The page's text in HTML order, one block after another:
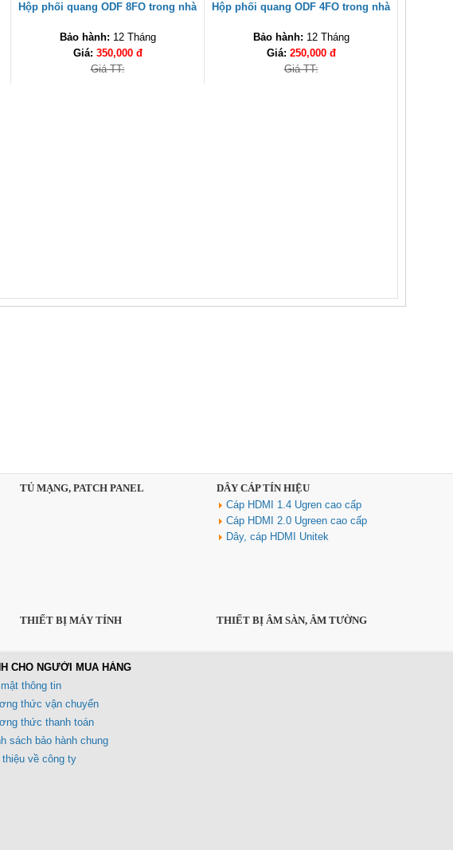
Hộp phối quang ODF 8FO trong nhà
Bảo hành: 12 Tháng
Giá: 350,000 đ
Giá TT:
Hộp phối quang ODF 4FO trong nhà
Bảo hành: 12 Tháng
Giá: 250,000 đ
Giá TT:
TỦ MẠNG, PATCH PANEL
DÂY CÁP TÍN HIỆU
Cáp HDMI 1.4 Ugren cao cấp
Cáp HDMI 2.0 Ugreen cao cấp
Dây, cáp HDMI Unitek
THIẾT BỊ MÁY TÍNH THIẾT BỊ ÂM SÀN, ÂM TƯỜNG
CHO NGƯỜI MUA HÀNG
thông tin
thức vận chuyển
thức thanh toán
sách bảo hành chung
về công ty